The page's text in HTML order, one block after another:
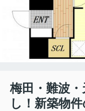
梅田・難波
し！新築物